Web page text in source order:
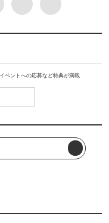
ベントへの応募など特典が満載